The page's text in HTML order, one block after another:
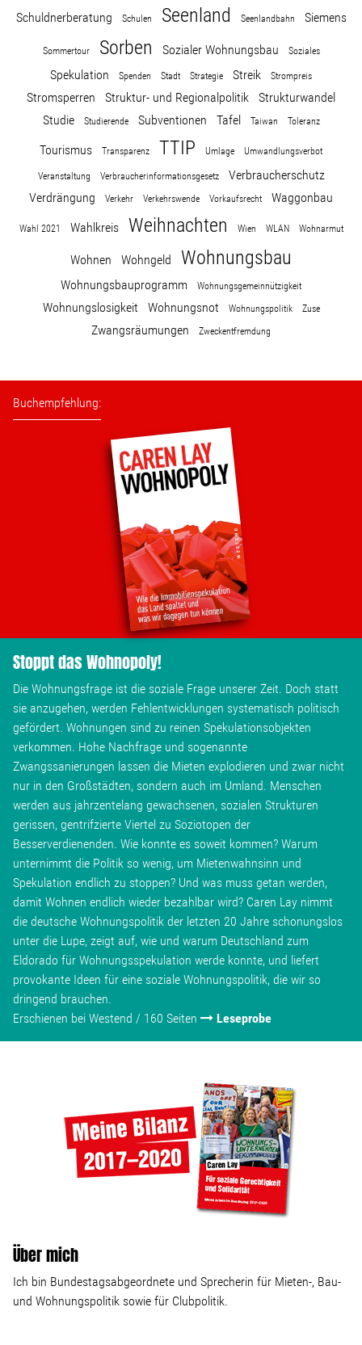
Leseprobe
Pressestimmen
Bestellen
Schuldnerberatung Schulen Seenland Seenlandbahn Siemens
Sommertour Sorben Sozialer Wohnungsbau Soziales
Spekulation Spenden Stadt Strategie Streik Strompreis
Stromsperren Struktur- und Regionalpolitik
Strukturwandel
Studie
Studierende Subventionen Tafel Taiwan Toleranz
Tourismus Transparenz TTIP Umlage Umwandlungsverbot
Veranstaltung Verbraucherinformationsgesetz
Verbraucherschutz
Verdrängung
Verkehr Verkehrswende Vorkaufsrecht Waggonbau
Wahl 2021 Wahlkreis Weihnachten Wien WLAN Wohnarmut
Wohnen Wohngeld Wohnungsbau
Wohnungsbauprogramm Wohnungsgemeinnützigkeit
Wohnungslosigkeit Wohnungsnot Wohnungspolitik Zuse
Zwangsräumungen Zweckentfremdung
Buchempfehlung:
Stoppt das Wohnopoly!
Die Wohnungsfrage ist die soziale Frage unserer Zeit. Doch statt
sie anzugehen, werden Fehlentwicklungen systematisch politisch
gefördert. Wohnungen sind zu reinen Spekulationsobjekten
verkommen. Hohe Nachfrage und sogenannte
Zwangssanierungen lassen die Mieten explodieren und zwar nicht
nur in den Großstädten, sondern auch im Umland. Menschen
werden aus jahrzentelang gewachsenen, sozialen Strukturen
gerissen, gentrifzierte Viertel zu Soziotopen der
Besserverdienenden. Wie konnte es soweit kommen? Warum
unternimmt die Politik so wenig, um Mietenwahnsinn und
Spekulation endlich zu stoppen? Und was muss getan werden,
damit Wohnen endlich wieder bezahlbar wird? Caren Lay nimmt
die deutsche Wohnungspolitik der letzten 20 Jahre schonungslos
unter die Lupe, zeigt auf, wie und warum Deutschland zum
Eldorado für Wohnungsspekulation werde konnte, und liefert
provokante Ideen für eine soziale Wohnungspolitik, die wir so
dringend brauchen.
Erschienen bei Westend / 160 Seiten
Leseprobe
Über mich
Ich bin Bundestagsabgeordnete und Sprecherin für Mieten-, Bau-
und Wohnungspolitik sowie für Clubpolitik.